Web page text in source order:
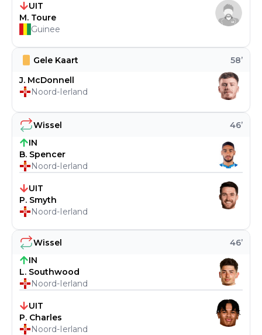
Wissel 46’
IN
L. Southwood
Noord-Ierland
UIT
P. Charles
Noord-Ierland
Wissel 46’
IN
B. Spencer
Noord-Ierland
UIT
P. Smyth
Noord-Ierland
Gele Kaart 58’
J. McDonnell
Noord-Ierland
UIT
M. Toure
Guinee